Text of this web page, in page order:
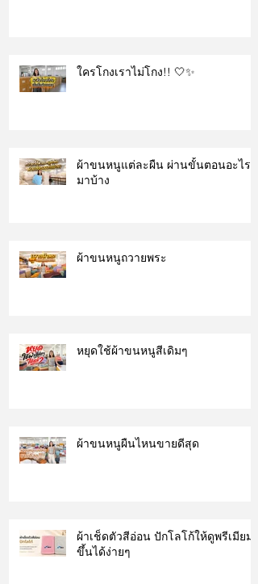
ใครโกงเราไม่โกง!! 🤍✨
ผ้าขนหนูแต่ละผืน ผ่านขั้นตอนอะไร
มาบ้าง
ผ้าขนหนูถวายพระ
หยุดใช้ผ้าขนหนูสีเดิมๆ
ผ้าขนหนูผืนไหนขายดีสุด
ผ้าเช็ดตัวสีอ่อน ปักโลโก้ให้ดูพรีเมียม
ขึ้นได้ง่ายๆ